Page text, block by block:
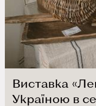
Виставка
Україною в